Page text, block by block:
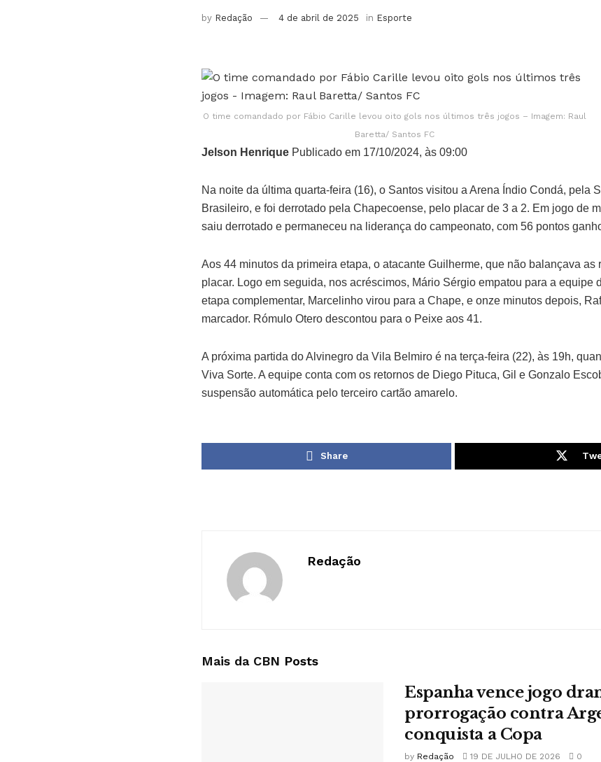
by Redação 4 de abril de 2025 in Esporte
O time comandado por Fábio Carille levou oito gols nos últimos três jogos – Imagem: Raul
Baretta/ Santos FC
Jelson Henrique Publicado em 17/10/2024, às 09:00
Na noite da última quarta-feira (16), o Santos visitou a Arena Índio Condá, pela
Brasileiro, e foi derrotado pela Chapecoense, pelo placar de 3 a 2. Em jogo de
saiu derrotado e permaneceu na liderança do campeonato, com 56 pontos
Aos 44 minutos da primeira etapa, o atacante Guilherme, que não balançava as
placar. Logo em seguida, nos acréscimos, Mário Sérgio empatou para a equipe
etapa complementar, Marcelinho virou para a Chape, e onze minutos depois,
marcador. Rómulo Otero descontou para o Peixe aos 41.
A próxima partida do Alvinegro da Vila Belmiro é na terça-feira (22), às 19h,
Viva Sorte. A equipe conta com os retornos de Diego Pituca, Gil e Gonzalo
suspensão automática pelo terceiro cartão amarelo.
Share
Redação
Mais da CBN Posts
Espanha vence jogo
prorrogação contra
conquista a Copa
by Redação 19 DE JULHO DE 2026 0